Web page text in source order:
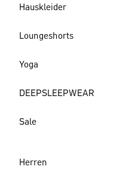
Hauskleider
Loungeshorts
Yoga
DEEPSLEEPWEAR
Sale
Herren